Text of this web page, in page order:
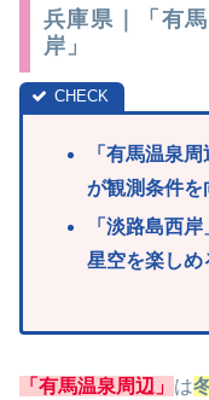
兵庫県｜「有
岸」
「有馬温泉周
が観測条件を
「淡路島西岸
星空を楽しめ
「有馬温泉周辺」 は